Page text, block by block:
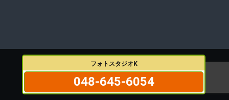
フォトスタジオK
048-645-6054